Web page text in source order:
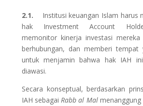
2.1. Institusi keuangan Islam harus
hak Investment Account
memonitor kinerja investasi
berhubungan, dan memberi tempat
untuk menjamin bahwa hak IAH
diawasi.
Secara konseptual, berdasarkan
IAH sebagaiRabb al Malmenanggung